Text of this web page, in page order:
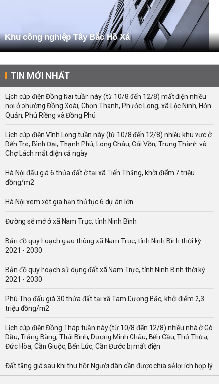
Khu công nghiệp Tây Bắc Hồ Xá
TIN MỚI NHẤT
Lịch cúp điện Đồng Nai tuần này (từ 10/8 đến 12/8) mất điện nhiều
nơi ở phường Đồng Xoài, Chơn Thành, Phước Long, xã Lộc Ninh, Hớn
Quản, Phú Riềng và Đồng Phú
Lịch cúp điện Vĩnh Long tuần này (từ 10/8 đến 12/8) nhiều khu vực ở
Bến Tre, Bình Đại, Thạnh Phú, Long Châu, Cái Vồn, Trung Thành và
Chợ Lách mất điện cả ngày
Hà Nội đấu giá 6 thửa đất ở tại xã Tiến Thắng, khởi điểm 7 triệu
đồng/m2
Hà Nội xem xét gia hạn thủ tục 6 dự án lớn
Đường sẽ mở ở xã Nam Trực, tỉnh Ninh Bình
Bản đồ quy hoạch giao thông xã Nam Trực, tỉnh Ninh Bình thời kỳ
2021 - 2030
Bản đồ quy hoạch sử dụng đất xã Nam Trực, tỉnh Ninh Bình thời kỳ
2021 - 2030
Phú Thọ đấu giá 30 thửa đất tại xã Tam Dương Bắc, khởi điểm 2,3
triệu đồng/m2
Lịch cúp điện Đồng Tháp tuần này (từ 10/8 đến 12/8) nhiều nhà ở Gò
Dầu, Trảng Bàng, Thái Bình, Dương Minh Châu, Bến Cầu, Thủ Thừa,
Đức Hòa, Cần Giuộc, Bến Lức, Cần Đước bị mất điện
Đất tăng giá sau khi thu hồi: Người dân cần được chia sẻ lợi ích hợp lý